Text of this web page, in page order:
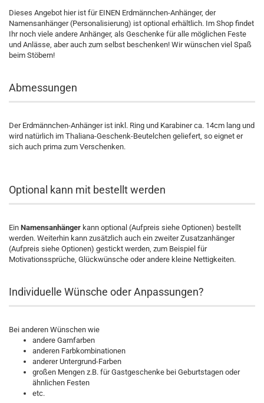
Dieses Angebot hier ist für EINEN Erdmännchen-Anhänger, der
Namensanhänger (Personalisierung) ist optional erhältlich. Im Shop findet
Ihr noch viele andere Anhänger, als Geschenke für alle möglichen Feste
und Anlässe, aber auch zum selbst beschenken! Wir wünschen viel Spaß
beim Stöbern!
Abmessungen
Der Erdmännchen-Anhänger ist inkl. Ring und Karabiner ca. 14cm lang und
wird natürlich im Thaliana-Geschenk-Beutelchen geliefert, so eignet er
sich auch prima zum Verschenken.
Optional kann mit bestellt werden
Ein Namensanhänger kann optional (Aufpreis siehe Optionen) bestellt
werden. Weiterhin kann zusätzlich auch ein zweiter Zusatzanhänger
(Aufpreis siehe Optionen) gestickt werden, zum Beispiel für
Motivationssprüche, Glückwünsche oder andere kleine Nettigkeiten.
Individuelle Wünsche oder Anpassungen?
Bei anderen Wünschen wie
andere Garnfarben
anderen Farbkombinationen
anderer Untergrund-Farben
großen Mengen z.B. für Gastgeschenke bei Geburtstagen oder
ähnlichen Festen
etc.